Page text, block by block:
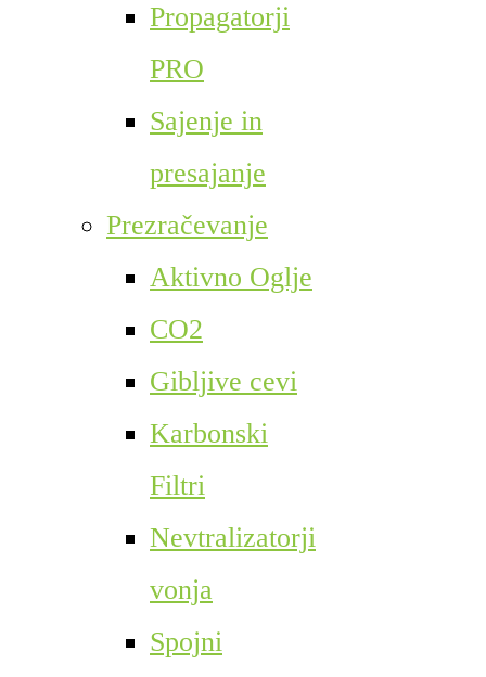
Propagatorji
PRO
Sajenje in
presajanje
Prezračevanje
Aktivno Oglje
CO2
Gibljive cevi
Karbonski
Filtri
Nevtralizatorji
vonja
Spojni